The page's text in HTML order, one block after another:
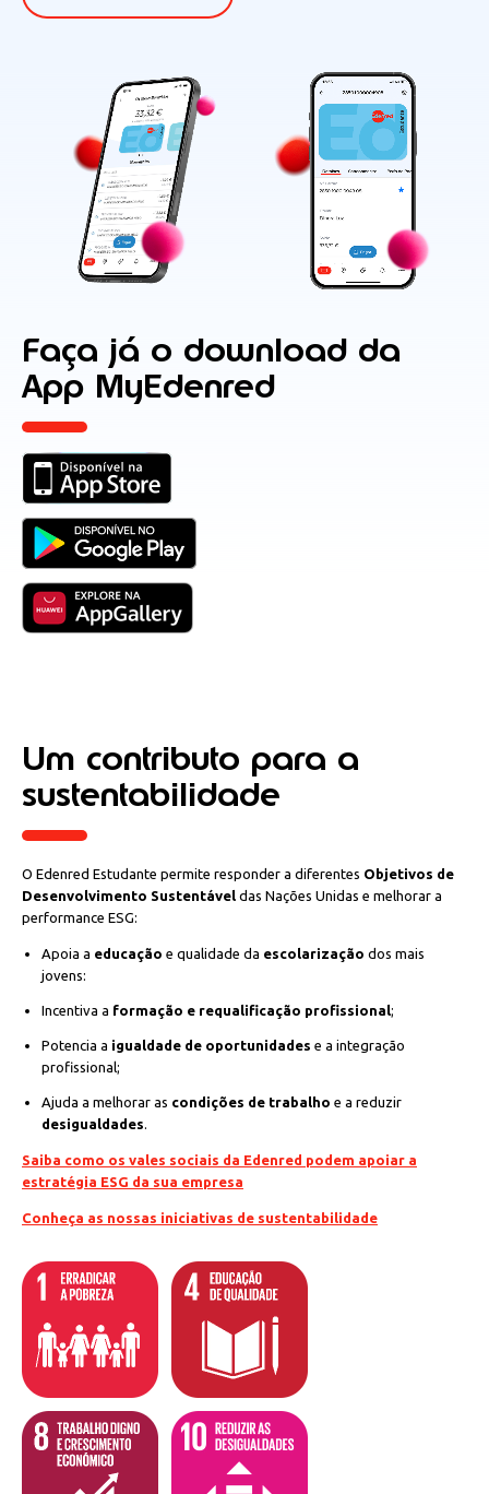
Faça já o download da
App MyEdenred
Um contributo para a
sustentabilidade
O Edenred Estudante permite responder a diferentes Objetivos de
Desenvolvimento Sustentável das Nações Unidas e melhorar a
performance ESG:
Apoia a educação e qualidade da escolarização dos mais
jovens:
Incentiva a formação e requalificação profissional;
Potencia a igualdade de oportunidades e a integração
profissional;
Ajuda a melhorar as condições de trabalho e a reduzir
desigualdades.
Saiba como os vales sociais da Edenred podem apoiar a
estratégia ESG da sua empresa
Conheça as nossas iniciativas de sustentabilidade